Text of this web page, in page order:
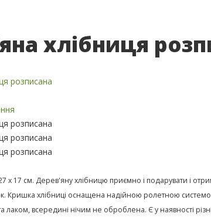
хлібниця
х 17 см. Дерев'яну хлібницю приємно і подарувати і
Кришка хлібниці оснащена надійною ролетною
лаком, всередині нічим не оброблена. Є у наявності